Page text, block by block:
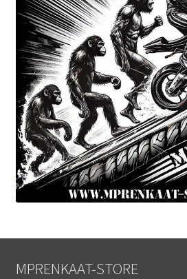
MPRENKAAT-STORE